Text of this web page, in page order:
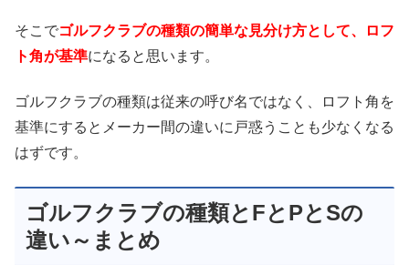
そこでゴルフクラブの種類の簡単な見分け方として、ロフ
ト角が基準になると思います。
ゴルフクラブの種類は従来の呼び名ではなく、ロフト角を
基準にするとメーカー間の違いに戸惑うことも少なくなる
はずです。
ゴルフクラブの種類とFとPとSの
違い～まとめ